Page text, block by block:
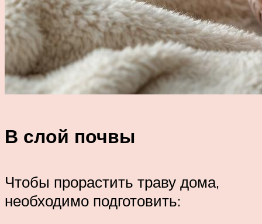
В слой почвы
Чтобы прорастить траву дома,
необходимо подготовить: